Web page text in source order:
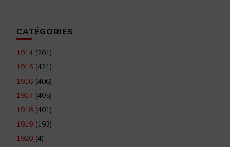
CATÉGORIES
1914 (201)
1915 (421)
1916 (406)
1917 (405)
1918 (401)
1919 (193)
1920 (4)